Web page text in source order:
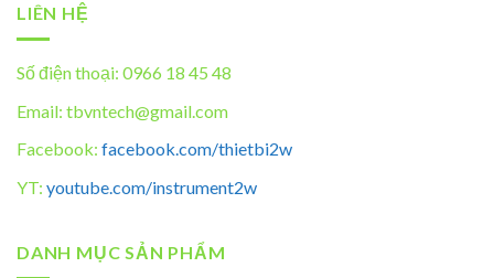
LIÊN HỆ
Số điện thoại: 0966 18 45 48
Email: tbvntech@gmail.com
Facebook: facebook.com/thietbi2w
YT: youtube.com/instrument2w
DANH MỤC SẢN PHẨM